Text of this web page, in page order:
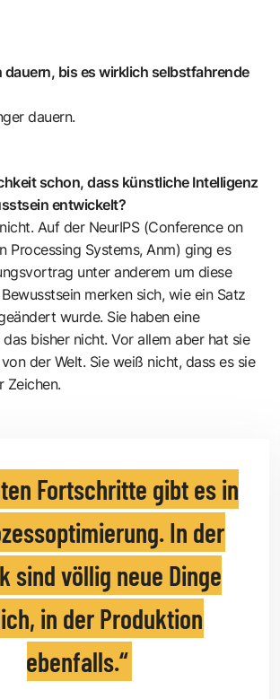
dauern, bis es wirklich selbstfahrende
dauern.
schon, dass künstliche Intelligenz
entwickelt?
Auf der NeurIPS (Conference on
Processing Systems, Anm) ging es
unter anderem um diese
merken sich, wie ein Satz
wurde. Sie haben eine
das bisher nicht. Vor allem aber hat sie
der Welt. Sie weiß nicht, dass es sie
Zeichen.
Fortschritte gibt es in
In der
sind völlig neue Dinge
in der Produktion
ebenfalls.